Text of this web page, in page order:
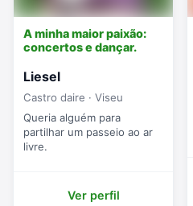
A minha maior paixão:
concertos e dançar.
Liesel
Castro daire · Viseu
Queria alguém para
partilhar um passeio ao ar
livre.
Ver perfil